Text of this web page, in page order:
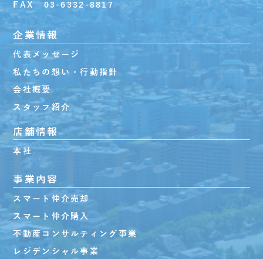
FAX 03-6332-8817
企業情報
代表メッセージ
私たちの想い・行動指針
会社概要
スタッフ紹介
店舗情報
本社
事業内容
スマート仲介売却
スマート仲介購入
不動産コンサルティング事業
レジデンシャル事業